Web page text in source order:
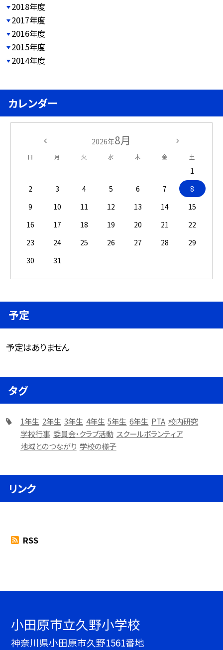
2018年度
2017年度
2016年度
2015年度
2014年度
カレンダー
2026年8月
日 月 火 水 木 金 土
1
2
3 4 5 6 7
8
9
10 11 12 13 14
15
16
17 18 19 20 21
22
23
24 25 26 27 28
29
30
31
予定
予定はありません
タグ
1年生 2年生 3年生 4年生 5年生 6年生 PTA 校内研究
学校行事 委員会・クラブ活動 スクールボランティア
地域とのつながり 学校の様子
リンク
RSS
小田原市立久野小学校
神奈川県小田原市久野1561番地